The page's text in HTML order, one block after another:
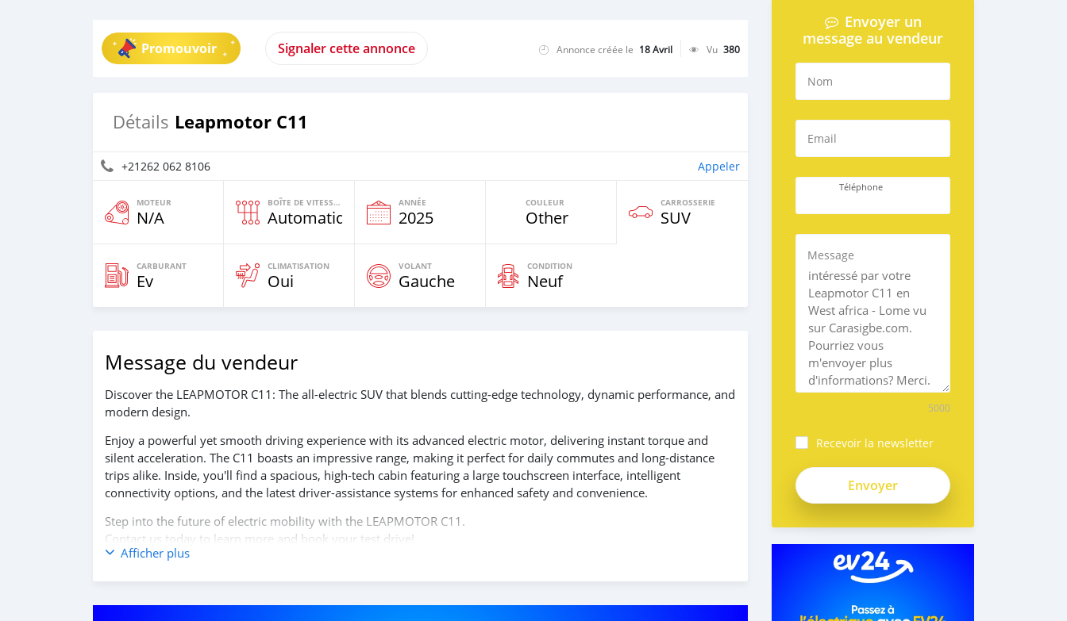
Promouvoir Signaler cette annonce Annonce créée le 18 Avril Vu 380
Détails Leapmotor C11
+21262 062 8106 Appeler
MOTEUR
N/A
BOÎTE DE VITESSES
Automatique
ANNÉE
2025
COULEUR
Other
CARROSSERIE
SUV
CARBURANT
Ev
CLIMATISATION
Oui
VOLANT
Gauche
CONDITION
Neuf
Message du vendeur
Discover the LEAPMOTOR C11: The all-electric SUV that blends cutting-edge technology, dynamic performance, and
modern design.
Enjoy a powerful yet smooth driving experience with its advanced electric motor, delivering instant torque and
silent acceleration. The C11 boasts an impressive range, making it perfect for daily commutes and long-distance
trips alike. Inside, you'll find a spacious, high-tech cabin featuring a large touchscreen interface, intelligent
connectivity options, and the latest driver-assistance systems for enhanced safety and convenience.
Step into the future of electric mobility with the LEAPMOTOR C11.
Contact us today to learn more and book your test drive!
Afficher plus
Envoyer un
message au vendeur
Nom
Email
Téléphone
Message
5000
Recevoir la newsletter